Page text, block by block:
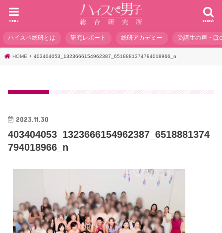
search
menu
ハイスペ総研とは 研究レポート 総研アカデミー 受講生の声・口
HOME 403404053_1323666154962387_6518881374794018966_n
2023.11.30
403404053_1323666154962387_6518881374
794018966_n